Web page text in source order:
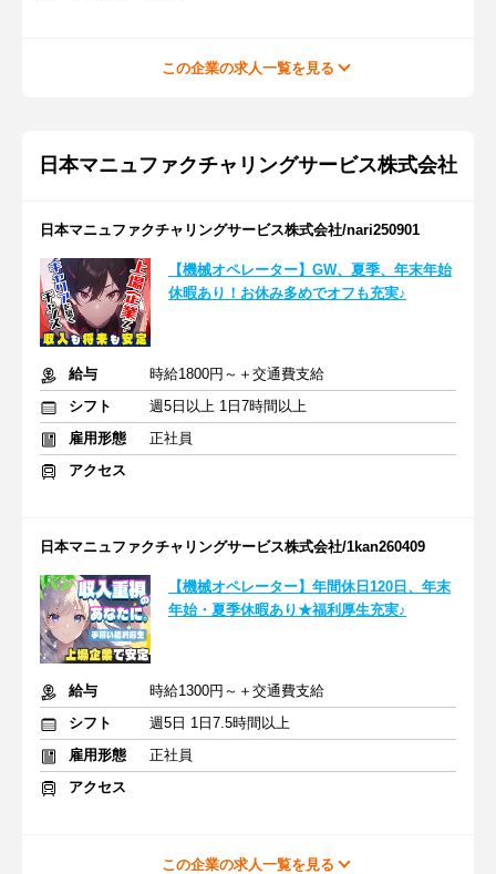
この企業の求人一覧を見る
日本マニュファクチャリングサービス株式会社
日本マニュファクチャリングサービス株式会社/nari250901
【機械オペレーター】GW、夏季、年末年始
休暇あり！お休み多めでオフも充実♪
給与
時給1800円～＋交通費支給
シフト
週5日以上 1日7時間以上
雇用形態
正社員
アクセス
日本マニュファクチャリングサービス株式会社/1kan260409
【機械オペレーター】年間休日120日、年末
年始・夏季休暇あり★福利厚生充実♪
給与
時給1300円～＋交通費支給
シフト
週5日 1日7.5時間以上
雇用形態
正社員
アクセス
この企業の求人一覧を見る